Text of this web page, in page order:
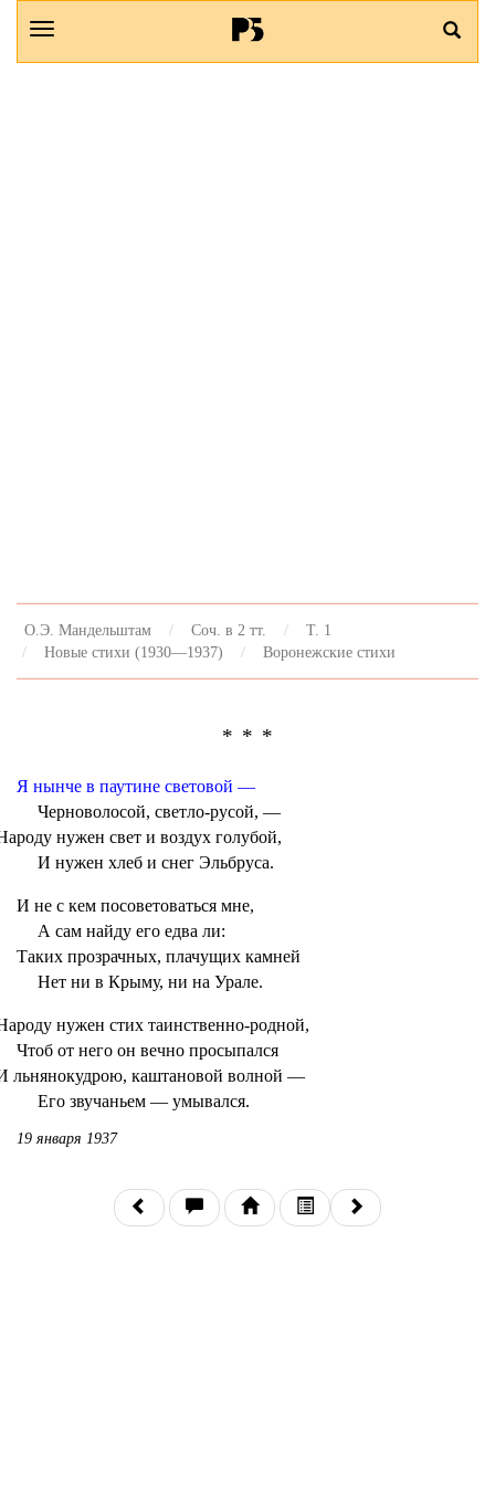
О.Э. Мандельштам Соч. в 2 тт.
Т. 1
Новые стихи (1930—1937)
Воронежские стихи
* * *
Я нынче в паутине световой —
Черноволосой, светло-русой, —
нужен свет и воздух голубой,
И нужен хлеб и снег Эльбруса.
И не с кем посоветоваться мне,
А сам найду его едва ли:
Таких прозрачных, плачущих камней
Нет ни в Крыму, ни на Урале.
нужен стих таинственно-родной,
Чтоб от него он вечно просыпался
льнянокудрою, каштановой волной —
Его звучаньем — умывался.
19 января 1937